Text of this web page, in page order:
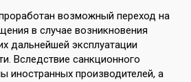
возможный переход на
в случае возникновения
дальнейшей эксплуатации
Вследствие санкционного
иностранных производителей, а